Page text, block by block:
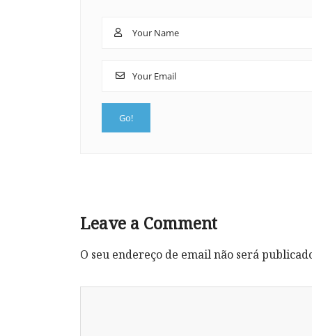
Leave a Comment
O seu endereço de email não será